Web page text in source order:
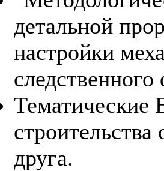
детальной
настройки
следственного
Тематические
друга.